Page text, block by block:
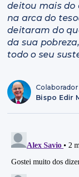
deitou mais do
na arca do
deitaram do
da sua
todo o seu
Colaborador
Bispo Edir